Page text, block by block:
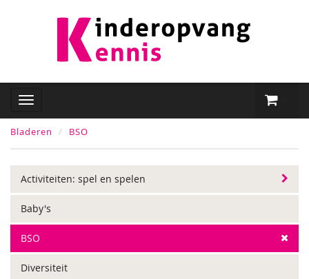
Bladeren BSO
Activiteiten: spel en spelen
Baby's
BSO
Diversiteit